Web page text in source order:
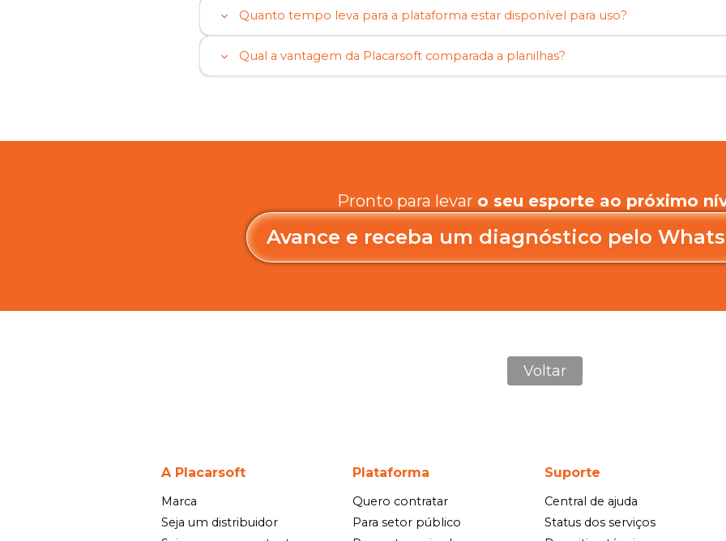
Quanto tempo leva para a plataforma estar disponível para uso?
Qual a vantagem da Placarsoft comparada a planilhas?
Pronto para levar o seu esporte ao próximo
Avance e receba um diagnóstico pelo
Voltar
A Placarsoft
Marca
Seja um distribuidor
Plataforma
Quero contratar
Para setor público
Suporte
Central de ajuda
Status dos serviços